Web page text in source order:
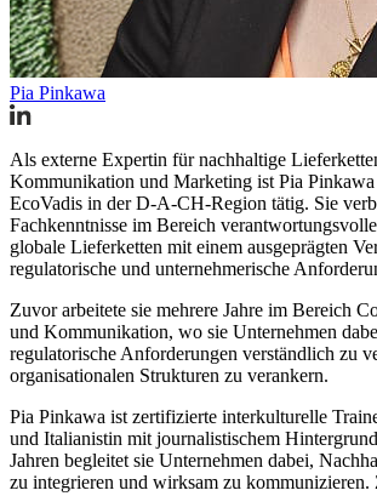
Pia Pinkawa
Als externe Expertin für nachhaltige
Kommunikation und Marketing ist Pia
EcoVadis in der D-A-CH-Region tätig. Sie
Fachkenntnisse im Bereich
globale Lieferketten mit einem ausgeprägten
regulatorische und unternehmerische
Zuvor arbeitete sie mehrere Jahre im Bereich
und Kommunikation, wo sie Unternehmen
regulatorische Anforderungen verständlich zu
organisationalen Strukturen zu verankern.
Pia Pinkawa ist zertifizierte interkulturelle
und Italianistin mit journalistischem
Jahren begleitet sie Unternehmen dabei,
zu integrieren und wirksam zu kommunizieren.